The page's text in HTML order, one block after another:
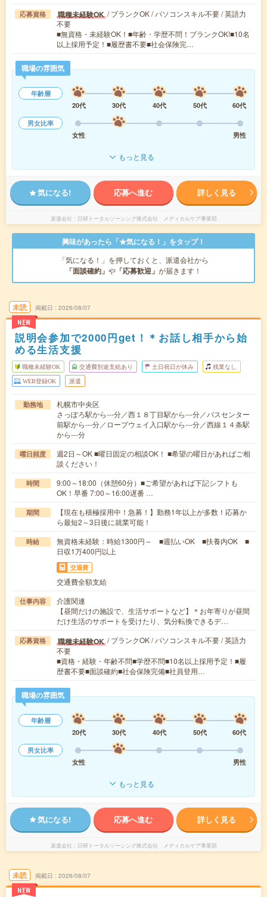
応募資格 職種未経験OK / ブランクOK / パソコンスキル不要 / 英語力
不要
■無資格・未経験OK！■年齢・学歴不問！ブランクOK!■10名
以上採用予定！■履歴書不要■社会保険完…
職場の雰囲気
年齢層
20代
30代 40代 50代
60代
男女比率
女性
男性
もっと見る
気になる! 応募へ進む 詳しく見る
派遣会社 日研トータルソーシング株式会社 メディカルケア事業部
興味があったら「★気になる！」をタップ！
「気になる！」を押しておくと、派遣会社から
「面談確約」 や 「応募歓迎」 が届きます！
未読
NEW
掲載日 2026/08/07
説明会参加で2000円get！＊お話し相手から始
める生活支援
職種未経験OK 交通費別途支給あり 土日祝日が休み 残業なし
WEB登録OK 派遣
勤務地
札幌市中央区
さっぽろ駅から---分／西１８丁目駅から---分／バスセンター
前駅から---分／ロープウェイ入口駅から---分／西線１４条駅
から---分
曜日頻度
週2日～OK ■曜日固定の相談OK！ ■希望の曜日があればご相
談ください！
時間
9:00～18:00（休憩60分）■ご希望があれば下記シフトも
OK！早番 7:00～16:00遅番 …
期間
【現在も積極採用中！急募！】勤務1年以上が多数！応募か
ら最短2～3日後に就業可能！
時給
無資格未経験：時給1300円～ ■週払いOK ■扶養内OK ■
日収1万400円以上
交通費
交通費全額支給
仕事内容
介護関連
【昼間だけの施設で、生活サポートなど】＊お年寄りが昼間
だけ生活のサポートを受けたり、気分転換できるデ…
応募資格 職種未経験OK / ブランクOK / パソコンスキル不要 / 英語力
不要
■資格・経験・年齢不問■学歴不問■10名以上採用予定！■履
歴書不要■面談確約■社会保険完備■社員登用…
職場の雰囲気
年齢層
20代
30代 40代 50代
60代
男女比率
女性
男性
もっと見る
気になる! 応募へ進む 詳しく見る
派遣会社 日研トータルソーシング株式会社 メディカルケア事業部
未読
NEW
掲載日 2026/08/07